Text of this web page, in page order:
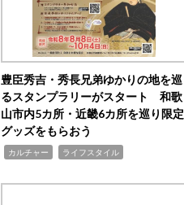
豊臣秀吉・秀長兄弟ゆかりの地を巡
るスタンプラリーがスタート 和歌
山市内5カ所・近畿6カ所を巡り限定
グッズをもらおう
カルチャー ライフスタイル